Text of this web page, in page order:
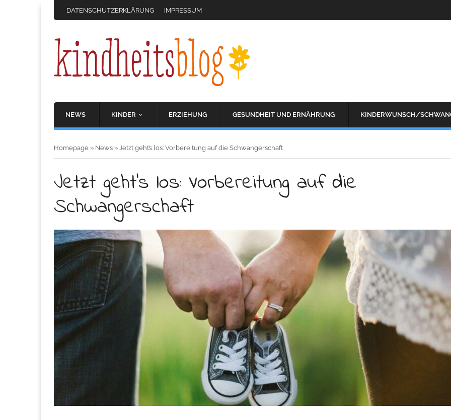
DATENSCHUTZERKLÄRUNG IMPRESSUM
NEWS KINDER ERZIEHUNG GESUNDHEIT UND ERNÄHRUNG KINDERWUNSCH/
Homepage » News » Jetzt geht’s los: Vorbereitung auf die Schwangerschaft
Jetzt geht’s los: Vorbereitung auf die
Schwangerschaft